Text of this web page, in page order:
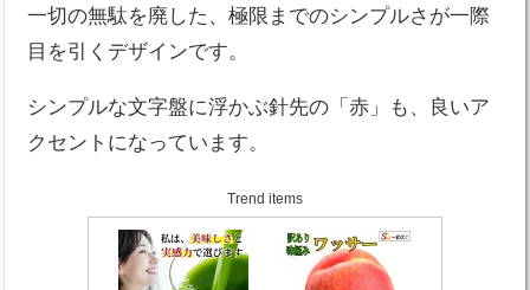
一切の無駄を廃した、極限までのシンプルさが一際
目を引くデザインです。
シンプルな文字盤に浮かぶ針先の「赤」も、良いア
クセントになっています。
Trend items